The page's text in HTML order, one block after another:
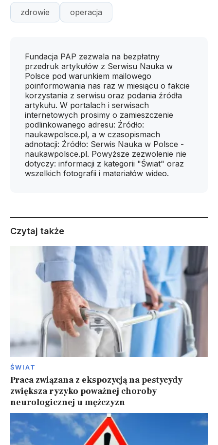
zdrowie operacja
Fundacja PAP zezwala na bezpłatny
przedruk artykułów z Serwisu Nauka w
Polsce pod warunkiem mailowego
poinformowania nas raz w miesiącu o fakcie
korzystania z serwisu oraz podania źródła
artykułu. W portalach i serwisach
internetowych prosimy o zamieszczenie
podlinkowanego adresu: Źródło:
naukawpolsce.pl, a w czasopismach
adnotacji: Źródło: Serwis Nauka w Polsce -
naukawpolsce.pl. Powyższe zezwolenie nie
dotyczy: informacji z kategorii "Świat" oraz
wszelkich fotografii i materiałów wideo.
Czytaj także
ŚWIAT
Praca związana z ekspozycją na pestycydy
zwiększa ryzyko poważnej choroby
neurologicznej u mężczyzn